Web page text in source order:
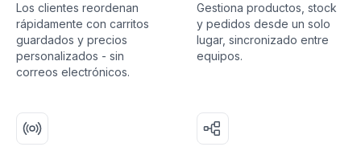
Los clientes reordenan
rápidamente con carritos
guardados y precios
personalizados - sin
correos electrónicos.
Gestiona productos, stock
y pedidos desde un solo
lugar, sincronizado entre
equipos.